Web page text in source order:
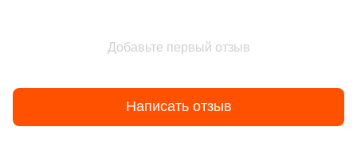
Добавьте первый отзыв
Написать отзыв